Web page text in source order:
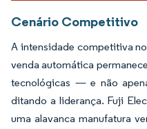
Cenário Competitivo
A intensidade competitiva
venda automática
tecnológicas — e não
ditando a liderança. Fuji
uma alavanca manufatura